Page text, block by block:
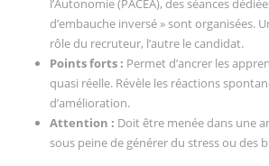
l’Autonomie (PACEA), des séances
d’embauche inversé » sont organisées.
rôle du recruteur, l’autre le candidat.
Points forts : Permet d’ancrer les
quasi réelle. Révèle les réactions
d’amélioration.
Attention : Doit être menée dans une
sous peine de générer du stress ou des